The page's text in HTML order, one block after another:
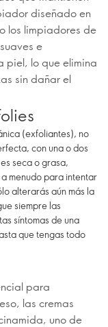
diseñado en
los limpiadores de
e
piel, lo que elimina
sin dañar el
(exfoliantes), no
con una o dos
seca o grasa,
menudo para intentar
alterarás aún más la
siempre las
síntomas de una
que tengas todo
para
las cremas
uno de